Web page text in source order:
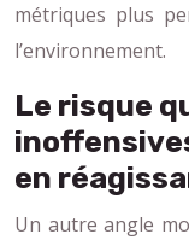
métriques plus
l’environnement.
Le risque
en
Un autre angle